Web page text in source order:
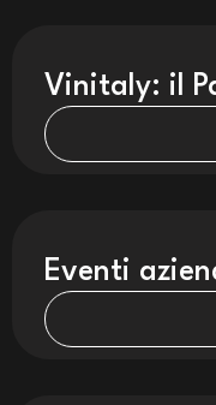
Vinitaly: il
Eventi